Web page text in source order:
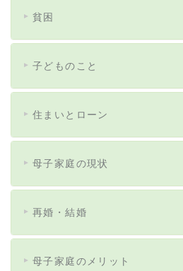
貧困
子どものこと
住まいとローン
母子家庭の現状
再婚・結婚
母子家庭のメリット